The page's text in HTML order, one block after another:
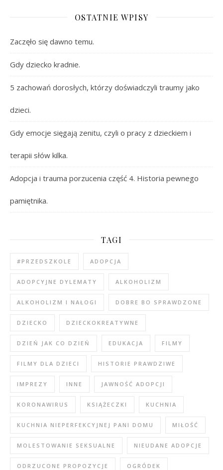
OSTATNIE WPISY
Zaczęło się dawno temu.
Gdy dziecko kradnie.
5 zachowań dorosłych, którzy doświadczyli traumy jako
dzieci.
Gdy emocje sięgają zenitu, czyli o pracy z dzieckiem i
terapii słów kilka.
Adopcja i trauma porzucenia część 4. Historia pewnego
pamiętnika.
TAGI
#PRZEDSZKOLE ADOPCJA
ADOPCYJNE DYLEMATY ALKOHOLIZM
ALKOHOLIZM I NAŁOGI DOBRE BO SPRAWDZONE
DZIECKO DZIECKOKREATYWNE
DZIEŃ JAK CO DZIEŃ EDUKACJA FILMY
FILMY DLA DZIECI HISTORIE PRAWDZIWE
IMPREZY INNE JAWNOŚĆ ADOPCJI
KORONAWIRUS KSIĄŻECZKI KUCHNIA
KUCHNIA NIEPERFEKCYJNEJ PANI DOMU MIŁOŚĆ
MOLESTOWANIE SEKSUALNE NIEUDANE ADOPCJE
ODRZUCONE PROPOZYCJE OGRÓDEK